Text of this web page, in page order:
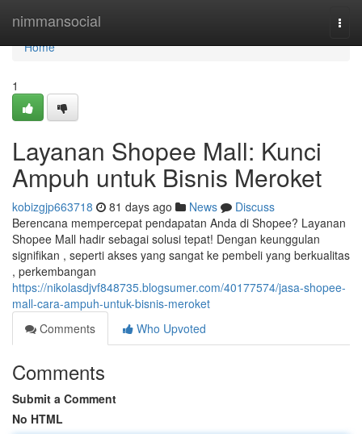
nimmansocial
Home
Home
1
Layanan Shopee Mall: Kunci
Ampuh untuk Bisnis Meroket
kobizgjp663718 81 days ago News
Discuss
Berencana mempercepat pendapatan Anda di Shopee? Layanan
Shopee Mall hadir sebagai solusi tepat! Dengan keunggulan
signifikan , seperti akses yang sangat ke pembeli yang berkualitas
, perkembangan
https://nikolasdjvf848735.blogsumer.com/40177574/jasa-shopee-
mall-cara-ampuh-untuk-bisnis-meroket
Comments
Who Upvoted
Comments
Submit a Comment
No HTML